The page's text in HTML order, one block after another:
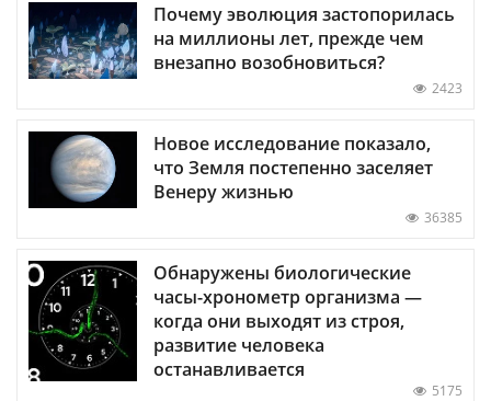
Почему эволюция застопорилась
на миллионы лет, прежде чем
внезапно возобновиться?
2423
Новое исследование показало,
что Земля постепенно заселяет
Венеру жизнью
36385
Обнаружены биологические
часы-хронометр организма —
когда они выходят из строя,
развитие человека
останавливается
5175